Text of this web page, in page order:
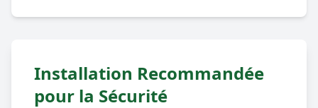
Installation Recommandée
pour la Sécurité